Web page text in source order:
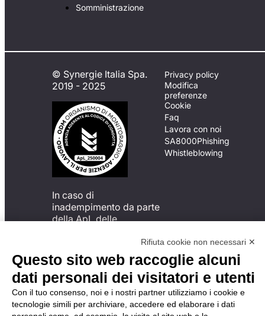
Somministrazione
© Synergie Italia Spa.
2019 - 2025
In caso di
inadempimento da parte
della ApL delle
del Codice di Condotta, è
possibile presentare un
reclamo
all’Organismo di
Monitoraggio utilizzando
una delle modalità
descritte al seguente
Privacy policy
Modifica
preferenze
Cookie
Faq
Lavora con noi
SA8000Phishing
Whistleblowing
Rifiuta cookie non necessari ✕
Questo sito web raccoglie alcuni
dati personali dei visitatori e utenti
Con il tuo consenso, noi e i nostri partner utilizziamo i cookie e
tecnologie simili per archiviare, accedere ed elaborare i dati